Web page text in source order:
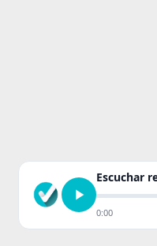
Escuchar
0:00